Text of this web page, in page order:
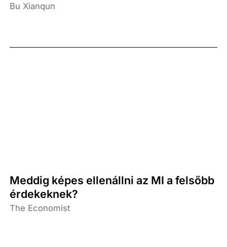
Bu Xianqun
Meddig képes ellenállni az MI a felsőbb
érdekeknek?
The Economist